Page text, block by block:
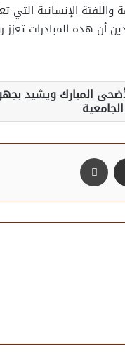
واللفتة الإنسانية
أن هذه المبادرات تعزز
المبارك ويشيد
مشاركة عبر البريد